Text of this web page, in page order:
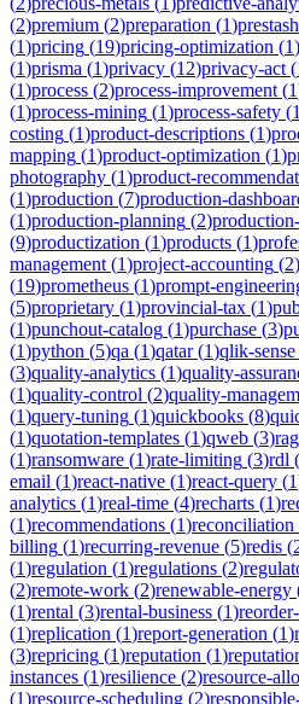
(2)premium (2)preparation (1)
(1)pricing (19)pricing-optimization (1)
(1)prisma (1)privacy (12)privacy-act (
(1)process (2)process-improvement (1
(1)process-mining (1)process-safety (1
costing (1)product-descriptions (1)
mapping (1)product-optimization (1)
photography (1)product-
(1)production (7)production-
(1)production-planning (2)
(9)productization (1)products (1)
management (1)project-accounting (2)
(19)prometheus (1)prompt-
(5)proprietary (1)provincial-tax (1)
(1)punchout-catalog (1)purchase (3)
(1)python (5)qa (1)qatar(1)qlik-sense
(3)quality-analytics (1)quality-
(1)quality-control (2)quality-
(1)query-tuning (1)quickbooks (8)
(1)quotation-templates (1)qweb (3)rag
(1)ransomware (1)rate-limiting (3)rdl (
email (1)react-native (1)react-query (1
analytics (1)real-time (4)recharts (1)
(1)recommendations (1)reconciliation
billing (1)recurring-revenue (5)redis (
(1)regulation (1)regulations (2)
(2)remote-work (2)renewable-energy
(1)rental (3)rental-business (1)
(1)replication (1)report-generation (1)
(3)repricing (1)reputation (1)
instances (1)resilience (2)resource-
(1)resource-scheduling (2)